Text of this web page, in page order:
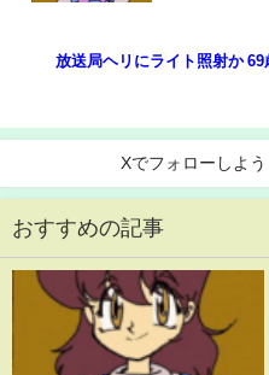
放送局ヘリにライト照射か
Xでフォローしよう
おすすめの記事